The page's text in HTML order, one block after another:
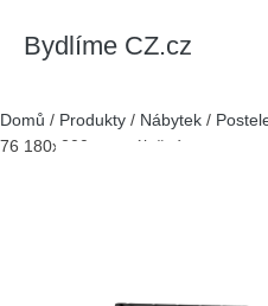
Bydlíme CZ.cz
Domů / Produkty / Nábytek /
76 180x200 cm s úložným